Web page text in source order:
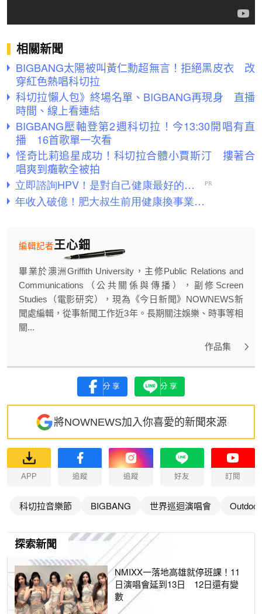
相關新聞
BIGBANG太陽被叫黃仁勳超無言！拒絕黑皮衣 改
穿紅色熱唱科切拉
科切拉懶人包》終場名單、BIGBANG再現身 直播
時間、線上看連結
BIGBANG壓軸登第2週科切拉！今13:30開唱有直
播 16首歌單一次看
怪奇比莉追星成功！科切拉合體小賈斯汀 摟著合
唱爽到癱軟全被拍
王心鈿
編輯記者
畢業於澳洲Griffith University，主修Public Relations and
Communications（公共關係與傳播），副修Screen
Studies（電影研究），現為《今日新聞》NOWNEWS新
聞處編輯，從事新聞工作近3年。長期關注娛樂、時事等相
關...
作品集
分享 分享
將NOWNEWS加入你喜愛的新聞來源
APP 追蹤 追蹤 好友 訂閱
科切拉音樂節 BIGBANG 世界巡迴演唱會
探索新聞
NMIXX一落地高雄就停班課！11
日演唱會延到13日 12日還有變
數